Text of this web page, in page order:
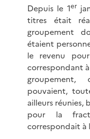
Depuis le 1er
titres était
groupement
étaient
le revenu
correspondant
groupement,
pouvaient,
ailleurs réunies,
pour la
correspondait à